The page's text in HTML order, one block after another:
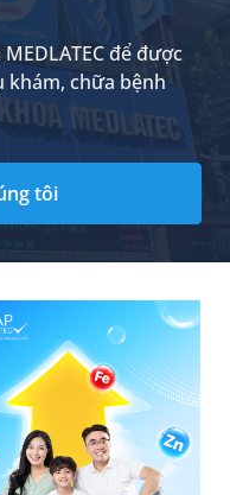
để được
khám, chữa bệnh
tôi